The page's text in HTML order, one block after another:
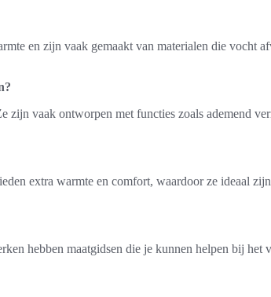
en zijn vaak gemaakt van materialen die vocht
vaak ontworpen met functies zoals ademend
extra warmte en comfort, waardoor ze ideaal
hebben maatgidsen die je kunnen helpen bij het